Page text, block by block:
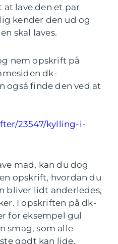
lave den et par
kender den ud og
skal laves.
nem opskrift på
dk-
også finde den ved at
23547/kylling-i-
mad, kan du dog
opskrift, hvordan du
bliver lidt anderledes,
I opskriften på dk-
for eksempel gul
smag, som alle
godt kan lide.